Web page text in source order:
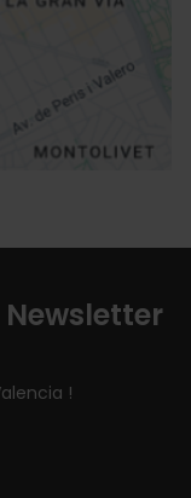
!